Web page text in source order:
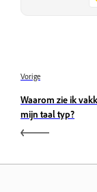
Vorige
Waarom zie ik
mijn taal typ?